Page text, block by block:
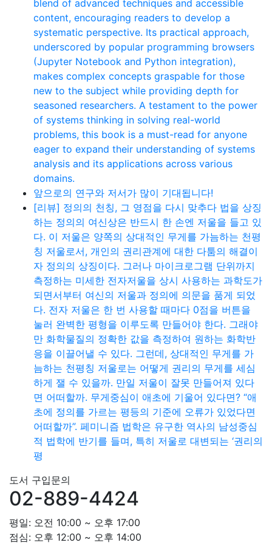
blend of advanced techniques and accessible
content, encouraging readers to develop a
systematic perspective. Its practical approach,
underscored by popular programming browsers
(Jupyter Notebook and Python integration),
makes complex concepts graspable for those
new to the subject while providing depth for
seasoned researchers. A testament to the power
of systems thinking in solving real-world
problems, this book is a must-read for anyone
eager to expand their understanding of systems
analysis and its applications across various
domains.
앞으로의 연구와 저서가 많이 기대됩니다!
[리뷰] 정의의 천칭, 그 영점을 다시 맞추다 법을 상징
하는 정의의 여신상은 반드시 한 손엔 저울을 들고 있
다. 이 저울은 양쪽의 상대적인 무게를 가늠하는 천평
칭 저울로서, 개인의 권리관계에 대한 다툼의 해결이
자 정의의 상징이다. 그러나 마이크로그램 단위까지
측정하는 미세한 전자저울을 상시 사용하는 과학도가
되면서부터 여신의 저울과 정의에 의문을 품게 되었
다. 전자 저울은 한 번 사용할 때마다 0점을 버튼을
눌러 완벽한 평형을 이루도록 만들어야 한다. 그래야
만 화학물질의 정확한 값을 측정하여 원하는 화학반
응을 이끌어낼 수 있다. 그런데, 상대적인 무게를 가
늠하는 천평칭 저울로는 어떻게 권리의 무게를 세심
하게 잴 수 있을까. 만일 저울이 잘못 만들어져 있다
면 어떠할까. 무게중심이 애초에 기울어 있다면? “애
초에 정의를 가르는 평등의 기준에 오류가 있었다면
어떠할까”. 페미니즘 법학은 유구한 역사의 남성중심
적 법학에 반기를 들며, 특히 저울로 대변되는 ‘권리의
평
도서 구입문의
02-889-4424
평일: 오전 10:00 ~ 오후 17:00
점심: 오후 12:00 ~ 오후 14:00